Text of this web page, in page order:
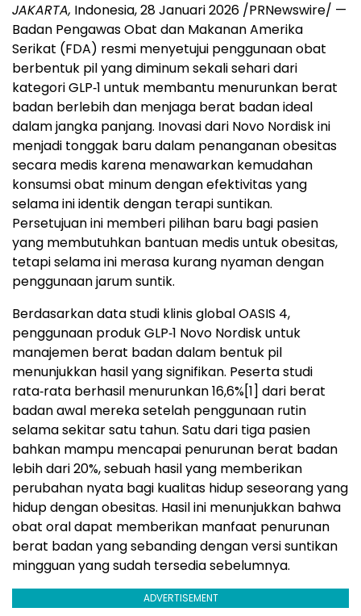
JAKARTA, Indonesia, 28 Januari 2026 /PRNewswire/ —
Badan Pengawas Obat dan Makanan Amerika
Serikat (FDA) resmi menyetujui penggunaan obat
berbentuk pil yang diminum sekali sehari dari
kategori GLP‑1 untuk membantu menurunkan berat
badan berlebih dan menjaga berat badan ideal
dalam jangka panjang. Inovasi dari Novo Nordisk ini
menjadi tonggak baru dalam penanganan obesitas
secara medis karena menawarkan kemudahan
konsumsi obat minum dengan efektivitas yang
selama ini identik dengan terapi suntikan.
Persetujuan ini memberi pilihan baru bagi pasien
yang membutuhkan bantuan medis untuk obesitas,
tetapi selama ini merasa kurang nyaman dengan
penggunaan jarum suntik.
Berdasarkan data studi klinis global OASIS 4,
penggunaan produk GLP‑1 Novo Nordisk untuk
manajemen berat badan dalam bentuk pil
menunjukkan hasil yang signifikan. Peserta studi
rata‑rata berhasil menurunkan 16,6%[1] dari berat
badan awal mereka setelah penggunaan rutin
selama sekitar satu tahun. Satu dari tiga pasien
bahkan mampu mencapai penurunan berat badan
lebih dari 20%, sebuah hasil yang memberikan
perubahan nyata bagi kualitas hidup seseorang yang
hidup dengan obesitas. Hasil ini menunjukkan bahwa
obat oral dapat memberikan manfaat penurunan
berat badan yang sebanding dengan versi suntikan
mingguan yang sudah tersedia sebelumnya.
ADVERTISEMENT